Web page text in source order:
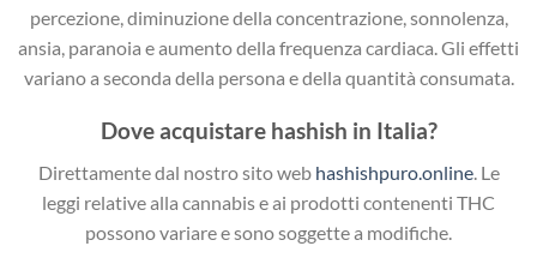
percezione, diminuzione della concentrazione, sonnolenza,
ansia, paranoia e aumento della frequenza cardiaca. Gli effetti
variano a seconda della persona e della quantità consumata.
Dove acquistare hashish in Italia?
Direttamente dal nostro sito web hashishpuro.online. Le
leggi relative alla cannabis e ai prodotti contenenti THC
possono variare e sono soggette a modifiche.